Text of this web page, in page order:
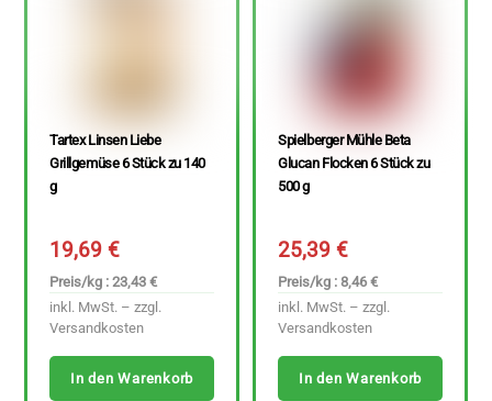
Tartex Linsen Liebe
Grillgemüse 6 Stück zu 140
g
19,69€
Preis/kg : 23,43 €
inkl. MwSt. – zzgl.
Versandkosten
In den Warenkorb
Spielberger Mühle Beta
Glucan Flocken 6 Stück zu
500 g
25,39€
Preis/kg : 8,46 €
inkl. MwSt. – zzgl.
Versandkosten
In den Warenkorb